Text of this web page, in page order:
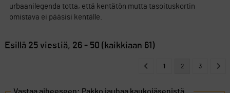
urbaanilegenda totta, että kentätön mutta tasoituskortin
omistava ei pääsisi kentälle.
Esillä 25 viestiä, 26 - 50 (kaikkiaan 61)
1 2 3